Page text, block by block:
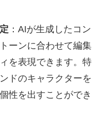
：AIが生成したコン
ーンに合わせて編集
を表現できます。特
ドのキャラクターを
性を出すことができ